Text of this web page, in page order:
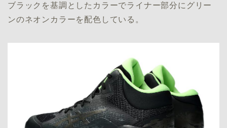
ブラックを基調としたカラーでライナー部分にグリー
ンのネオンカラーを配色している。